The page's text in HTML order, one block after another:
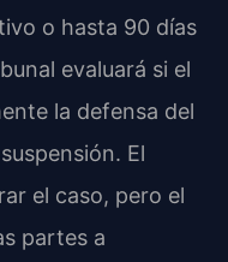
o hasta 90 días
evaluará si el
la defensa del
El
el caso, pero el
partes a